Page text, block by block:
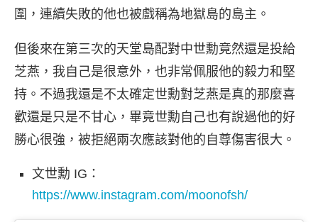
圍，連續失敗的他也被戲稱為地獄島的島主。
但後來在第三次的天堂島配對中世勳竟然還是投給
芝燕，我自己是很意外，也非常佩服他的毅力和堅
持。不過我還是不太確定世勳對芝燕是真的那麼喜
歡還是只是不甘心，畢竟世勳自己也有說過他的好
勝心很強，被拒絕兩次應該對他的自尊傷害很大。
文世勳 IG：
https://www.instagram.com/moonofsh/